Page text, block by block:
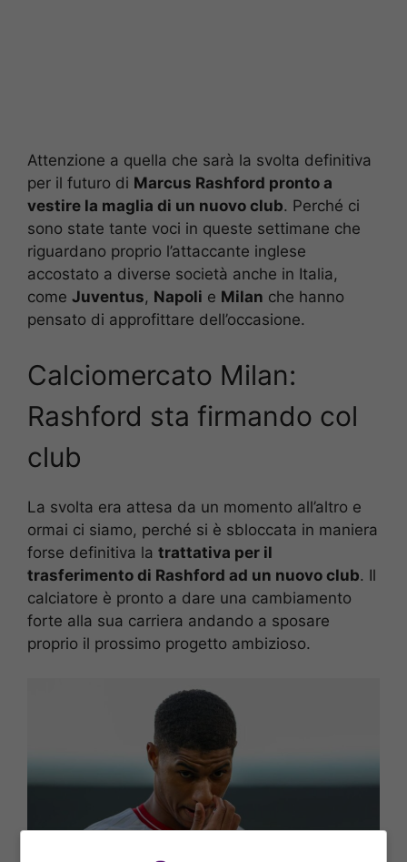
Attenzione a quella che sarà la svolta definitiva
per il futuro di Marcus Rashford pronto a
vestire la maglia di un nuovo club. Perché ci
sono state tante voci in queste settimane che
riguardano proprio l’attaccante inglese
accostato a diverse società anche in Italia,
come Juventus, Napoli e Milan che hanno
pensato di approfittare dell’occasione.
Calciomercato Milan:
Rashford sta firmando col
club
La svolta era attesa da un momento all’altro e
ormai ci siamo, perché si è sbloccata in maniera
forse definitiva la trattativa per il
trasferimento di Rashford ad un nuovo club. Il
calciatore è pronto a dare una cambiamento
forte alla sua carriera andando a sposare
proprio il prossimo progetto ambizioso.